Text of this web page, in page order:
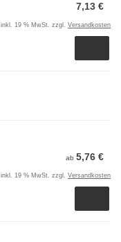
7,13 €
inkl. 19 % MwSt. zzgl. Versandkosten
ab 5,76 €
inkl. 19 % MwSt. zzgl. Versandkosten